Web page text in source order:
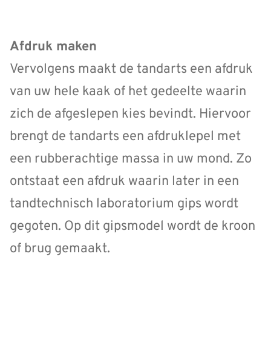
Afdruk maken
Vervolgens maakt de tandarts een afdruk
van uw hele kaak of het gedeelte waarin
zich de afgeslepen kies bevindt. Hiervoor
brengt de tandarts een afdruklepel met
een rubberachtige massa in uw mond. Zo
ontstaat een afdruk waarin later in een
tandtechnisch laboratorium gips wordt
gegoten. Op dit gipsmodel wordt de kroon
of brug gemaakt.